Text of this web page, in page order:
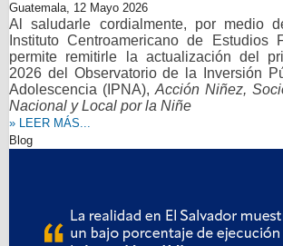
Guatemala, 12 Mayo 2026
Al saludarle cordialmente, por medio
Instituto Centroamericano de Estudios
permite remitirle la actualización del
2026 del Observatorio de la Inversión
Adolescencia (IPNA), Acción Niñez,
Nacional y Local por la Niñe
» LEER MÁS...
Blog